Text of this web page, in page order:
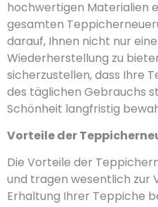
hochwertigen Materialien
gesamten
darauf, Ihnen nicht nur
Wiederherstellung zu
sicherzustellen, dass Ihre
des täglichen Gebrauchs
Schönheit langfristig
Vorteile der
Die Vorteile der
und tragen wesentlich zur
Erhaltung Ihrer Teppiche